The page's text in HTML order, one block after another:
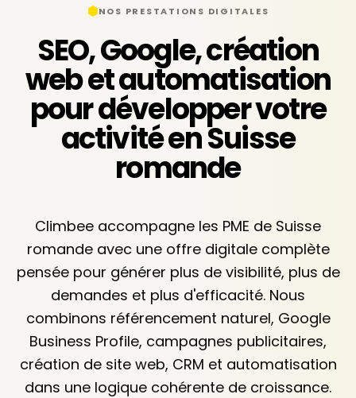
NOS PRESTATIONS DIGITALES
SEO, Google, création
web et automatisation
pour développer votre
activité en Suisse
romande
Climbee accompagne les PME de Suisse
romande avec une offre digitale complète
pensée pour générer plus de visibilité, plus de
demandes et plus d'efficacité. Nous
combinons référencement naturel, Google
Business Profile, campagnes publicitaires,
création de site web, CRM et automatisation
dans une logique cohérente de croissance.